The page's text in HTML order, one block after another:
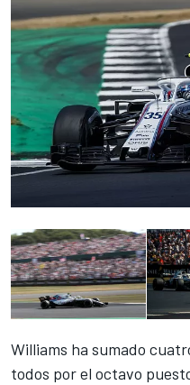
Williams ha sumado
todos por el octavo